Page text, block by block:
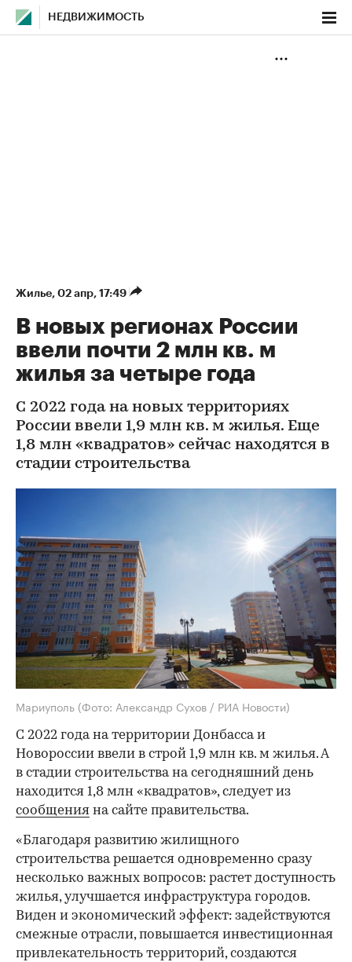
НЕДВИЖИМОСТЬ
Жилье⁠, 02 апр, 17:49
В новых регионах России
ввели почти 2 млн кв. м
жилья за четыре года
С 2022 года на новых территориях
России ввели 1,9 млн кв. м жилья. Еще
1,8 млн «квадратов» сейчас находятся в
стадии строительства
Мариуполь (Фото: Александр Сухов / РИА Новости)
С 2022 года на территории Донбасса и
Новороссии ввели в строй 1,9 млн кв. м жилья. А
в стадии строительства на сегодняшний день
находится 1,8 млн «квадратов», следует из
сообщения на сайте правительства.
«Благодаря развитию жилищного
строительства решается одновременно сразу
несколько важных вопросов: растет доступность
жилья, улучшается инфраструктура городов.
Виден и экономический эффект: задействуются
смежные отрасли, повышается инвестиционная
привлекательность территорий, создаются